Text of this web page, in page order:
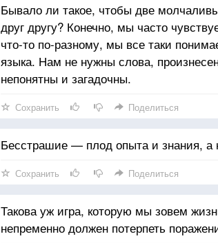
Бывало ли такое, чтобы две
друг другу? Конечно, мы часто
что-то по-разному, мы все таки
языка. Нам не нужны слова,
непонятны и загадочны.
Сохранить Поделиться
Бесстрашие — плод опыта и знания,
Сохранить Поделиться
Такова уж игра, которую мы зовем
непременно должен потерпеть